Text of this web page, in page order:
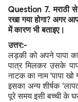
Question 7. मराठी
रखा गया होगा? अगर
में कारण भी बताइए।
उत्तर:-
लड़की को अपने पापा
पात्र मिलकर उसके
नाटक का नाम ‘पापा खो
इसका अन्य शीर्षक
पूरे समय इसी बच्ची के